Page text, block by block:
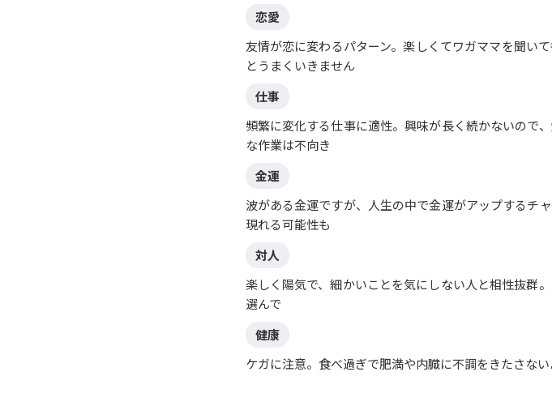
恋愛
友情が恋に変わるパターン。楽しくてワガママを聞い
とうまくいきません
仕事
頻繁に変化する仕事に適性。興味が長く続かないので
な作業は不向き
金運
波がある金運ですが、人生の中で金運がアップするチ
現れる可能性も
対人
楽しく陽気で、細かいことを気にしない人と相性抜群
選んで
健康
ケガに注意。食べ過ぎで肥満や内臓に不調をきたさな